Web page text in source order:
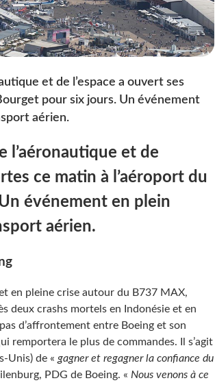
et de l’espace a ouvert ses
pour six jours. Un événement
aérien.
l’aéronautique et de
ce matin à l’aéroport du
événement en plein
aérien.
en pleine crise autour du B737 MAX,
deux crashs mortels en Indonésie et en
d’affrontement entre Boeing et son
remportera le plus de commandes. Il s’agit
Unis) de « gagner et regagner la confiance du
PDG de Boeing. « Nous venons à ce